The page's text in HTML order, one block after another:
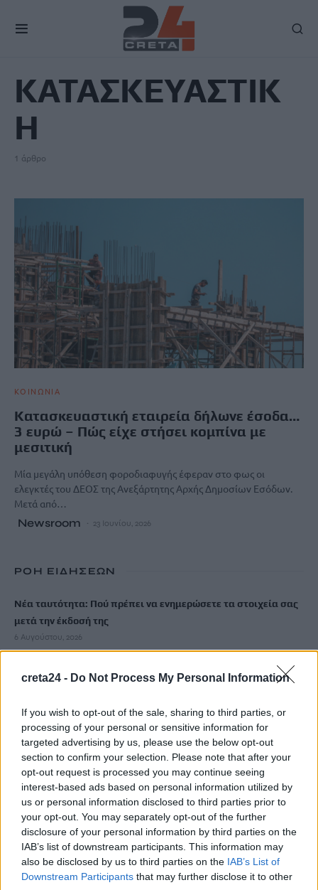
creta24 - Do Not Process My Personal Information
If you wish to opt-out of the sale, sharing to third parties, or
processing of your personal or sensitive information for
targeted advertising by us, please use the below opt-out
section to confirm your selection. Please note that after your
opt-out request is processed you may continue seeing
interest-based ads based on personal information utilized by
us or personal information disclosed to third parties prior to
your opt-out. You may separately opt-out of the further
disclosure of your personal information by third parties on the
IAB’s list of downstream participants. This information may
also be disclosed by us to third parties on the IAB’s List of
Downstream Participants that may further disclose it to other
ΚΑΤΑΣΚΕΥΑΣΤΙΚ
Η
1 άρθρο
ΚΟΙΝΩΝΙΑ
Κατασκευαστική εταιρεία δήλωνε έσοδα…
3 ευρώ – Πώς είχε στήσει κομπίνα με
μεσιτική
Μία μεγάλη υπόθεση φοροδιαφυγής έφεραν στο φως οι
ελεγκτές του ΔΕΟΣ της Ανεξάρτητης Αρχής Δημοσίων Εσόδων.
Μετά από…
Newsroom 23 Ιουνίου, 2026
ΡΟΗ ΕΙΔΗΣΕΩΝ
Νέα ταυτότητα: Πού πρέπει να ενημερώσετε τα στοιχεία σας
μετά την έκδοσή της
6 Αυγούστου, 2026
Ιδρώτας και διατροφή το καλοκαίρι: Ποιες τροφές προκαλούν
6 Αυγούστου, 2026
Κάρτα Αγρότη: Τι αλλάζει από 28 Αυγούστου για τις
χρηματοδοτήσεις
6 Αυγούστου, 2026
Νέα χρηματοδότηση 1,5 εκατ. ευρώ για διαπλάτυνση του
Αγιοβασιλιώτικου Παραλιακού Δρόμου
6 Αυγούστου, 2026